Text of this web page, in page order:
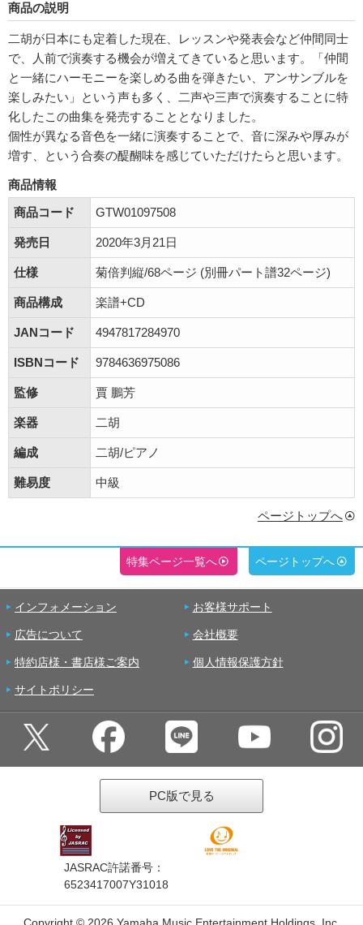
商品の説明
二胡が日本にも定着した現在、レッスンや発表会など仲間同士
で、人前で演奏する機会が増えてきていると思います。「仲間
と一緒にハーモニーを楽しめる曲を弾きたい、アンサンブルを
楽しみたい」という声も多く、二声や三声で演奏することに特
化したこの曲集を発売することとなりました。
個性が異なる音色を一緒に演奏することで、音に深みや厚みが
増す、という合奏の醍醐味を感じていただけたらと思います。
商品情報
商品コード
GTW01097508
発売日 2020年3月21日
仕様 菊倍判縦/68ページ (別冊パート譜32ページ)
商品構成 楽譜+CD
JANコード 4947817284970
ISBNコード 9784636975086
監修 賈 鵬芳
楽器 二胡
編成 二胡/ピアノ
難易度 中級
ページトップへ
特集ページ一覧へ ページトップへ
インフォメーション お客様サポート
広告について 会社概要
特約店様・書店様ご案内 個人情報保護方針
サイトポリシー
PC版で見る
JASRAC許諾番号：
6523417007Y31018